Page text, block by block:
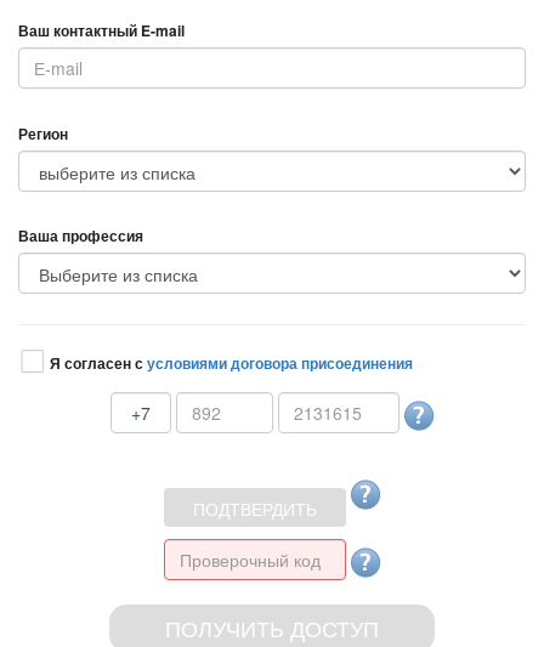
аш контактный E-mail
Регион
аша профессия
Я согласен сусловиями договора присоединения
+7